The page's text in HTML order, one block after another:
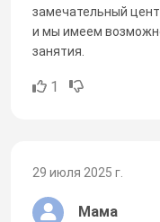
замечательный
и мы имеем
занятия.
1
29 июля 2025 г.
Мама